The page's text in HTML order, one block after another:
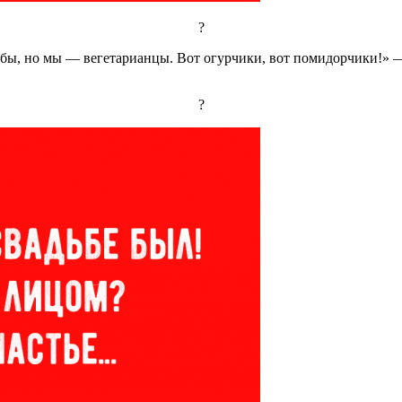
?
но мы — вегетарианцы. Вот огурчики, вот помидорчики!»
?